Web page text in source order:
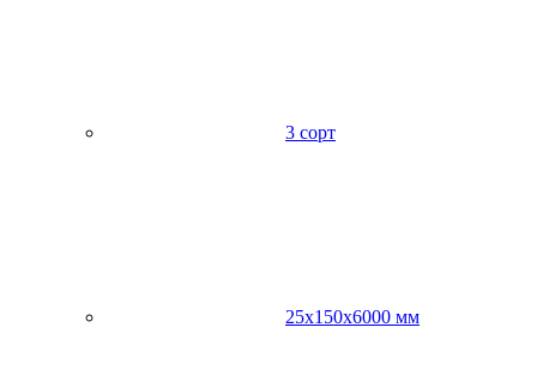
3 сорт
25х150х6000 мм